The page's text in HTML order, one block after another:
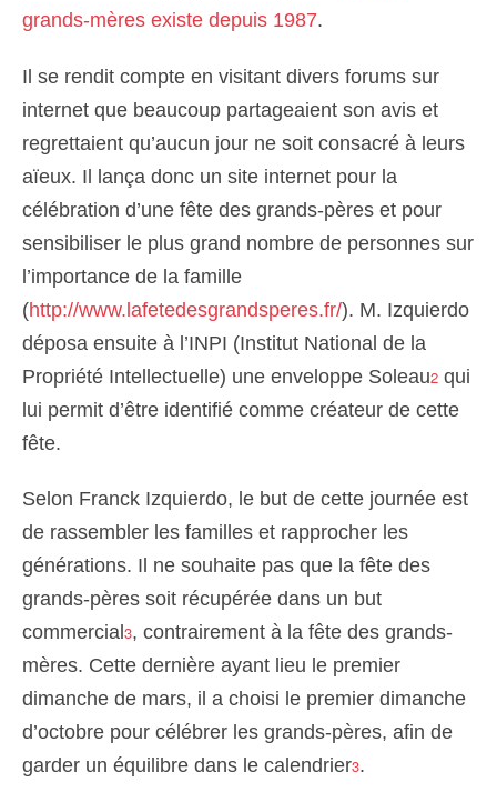
grands-mères existe depuis 1987.
Il se rendit compte en visitant divers forums sur
internet que beaucoup partageaient son avis et
regrettaient qu’aucun jour ne soit consacré à leurs
aïeux. Il lança donc un site internet pour la
célébration d’une fête des grands-pères et pour
sensibiliser le plus grand nombre de personnes sur
l’importance de la famille
(http://www.lafetedesgrandsperes.fr/). M. Izquierdo
déposa ensuite à l’INPI (Institut National de la
Propriété Intellectuelle) une enveloppe Soleau2 qui
lui permit d’être identifié comme créateur de cette
fête.
Selon Franck Izquierdo, le but de cette journée est
de rassembler les familles et rapprocher les
générations. Il ne souhaite pas que la fête des
grands-pères soit récupérée dans un but
commercial 3, contrairement à la fête des grands-
mères. Cette dernière ayant lieu le premier
dimanche de mars, il a choisi le premier dimanche
d’octobre pour célébrer les grands-pères, afin de
garder un équilibre dans le calendrier3.